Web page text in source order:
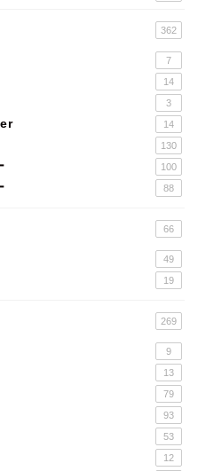
362
7
14
3
14
130
100
88
66
49
19
269
9
13
79
93
53
12